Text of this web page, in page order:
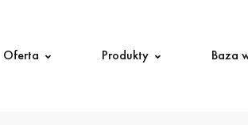
Oferta Produkty Baza